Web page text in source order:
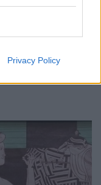
Privacy Policy